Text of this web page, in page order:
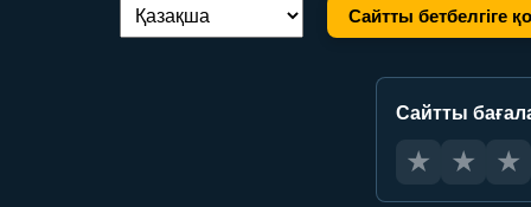
Тілді ауыстыру: Сайтты бетбелгіге
Сайтты
★ ★ ★